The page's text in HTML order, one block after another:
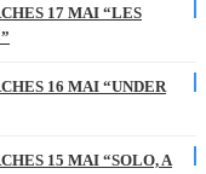
17 MAI “LES
16 MAI “UNDER
15 MAI “SOLO, A